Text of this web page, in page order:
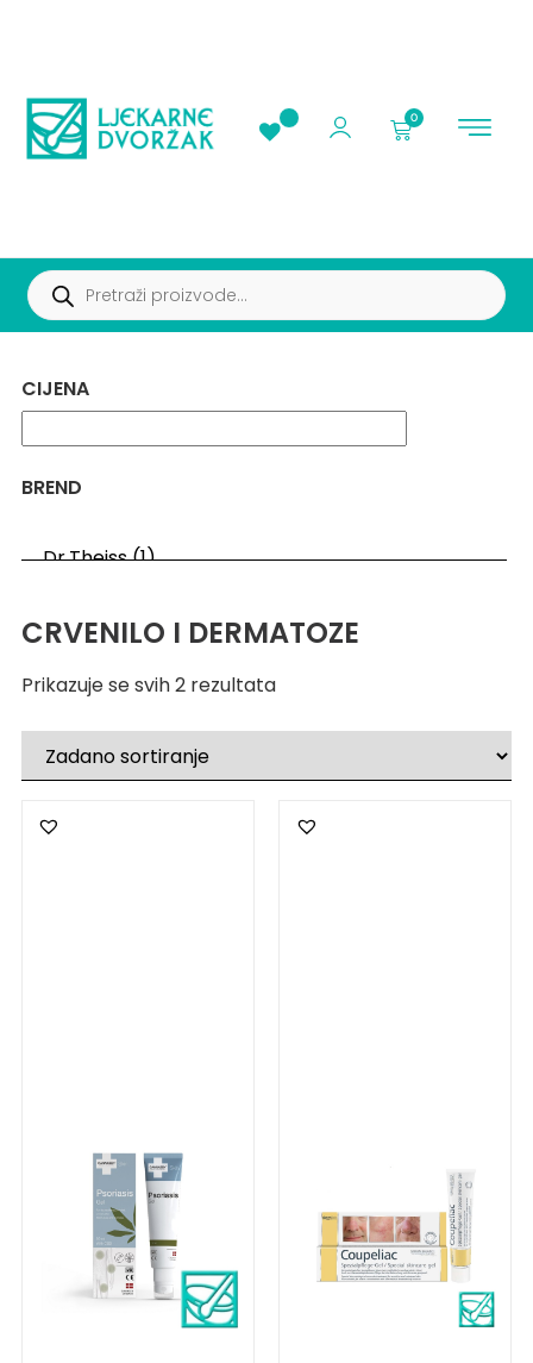
0
CIJENA
BREND
CRVENILO I DERMATOZE
Prikazuje se svih 2 rezultata